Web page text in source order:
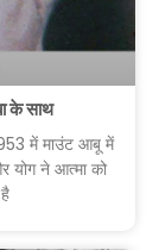
के साथ
में माउंट आबू में
योग ने आत्मा को